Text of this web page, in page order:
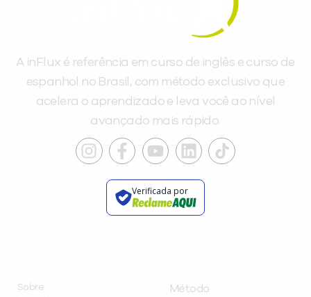
A inFlux é referência em curso de inglês e curso de
espanhol no Brasil, com método exclusivo que
acelera o aprendizado e leva você ao nível
avançado mais rápido.
Verificada por
Sobre
Método